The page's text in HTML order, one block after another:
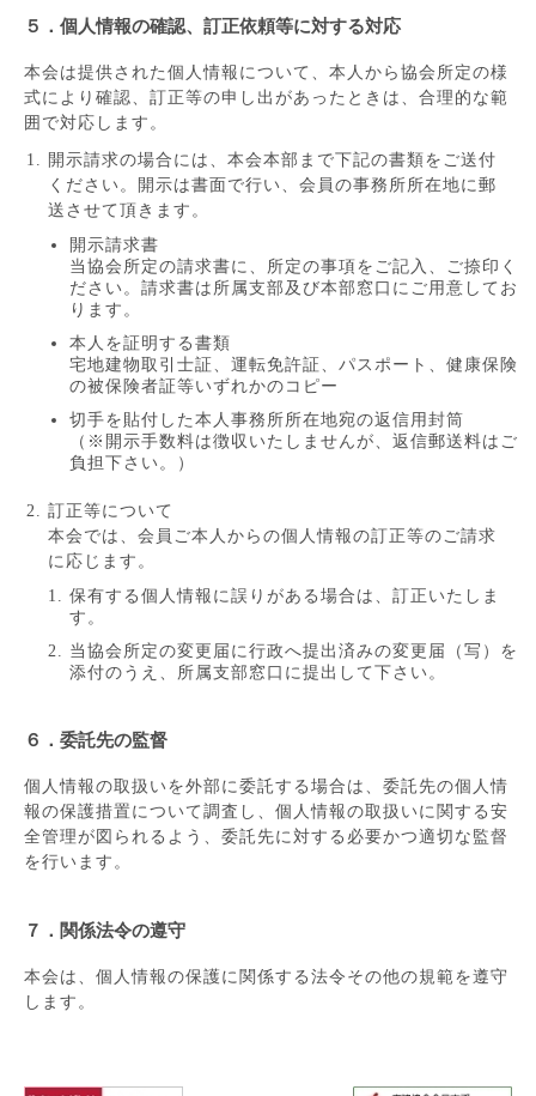
５．個人情報の確認、訂正依頼等に対する対応
本会は提供された個人情報について、本人から協会所定の様
式により確認、訂正等の申し出があったときは、合理的な範
囲で対応します。
開示請求の場合には、本会本部まで下記の書類をご送付
ください。開示は書面で行い、会員の事務所所在地に郵
送させて頂きます。
開示請求書
当協会所定の請求書に、所定の事項をご記入、ご捺印く
ださい。請求書は所属支部及び本部窓口にご用意してお
ります。
本人を証明する書類
宅地建物取引士証、運転免許証、パスポート、健康保険
の被保険者証等いずれかのコピー
切手を貼付した本人事務所所在地宛の返信用封筒
（※開示手数料は徴収いたしませんが、返信郵送料はご
負担下さい。）
訂正等について
本会では、会員ご本人からの個人情報の訂正等のご請求
に応じます。
保有する個人情報に誤りがある場合は、訂正いたしま
す。
当協会所定の変更届に行政へ提出済みの変更届（写）を
添付のうえ、所属支部窓口に提出して下さい。
６．委託先の監督
個人情報の取扱いを外部に委託する場合は、委託先の個人情
報の保護措置について調査し、個人情報の取扱いに関する安
全管理が図られるよう、委託先に対する必要かつ適切な監督
を行います。
７．関係法令の遵守
本会は、個人情報の保護に関係する法令その他の規範を遵守
します。